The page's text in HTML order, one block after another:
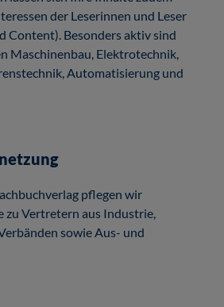
der Leserinnen und Leser
Content). Besonders aktiv sind
Maschinenbau, Elektrotechnik,
Automatisierung und
pflegen wir
Vertretern aus Industrie,
sowie Aus- und